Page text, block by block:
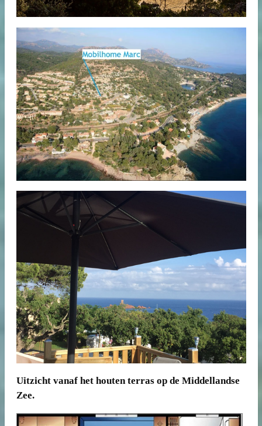
Uitzicht vanaf het houten terras op de Middellandse
Zee.